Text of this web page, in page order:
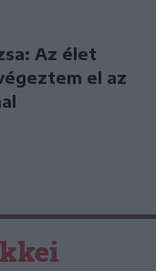
Az élet
el az